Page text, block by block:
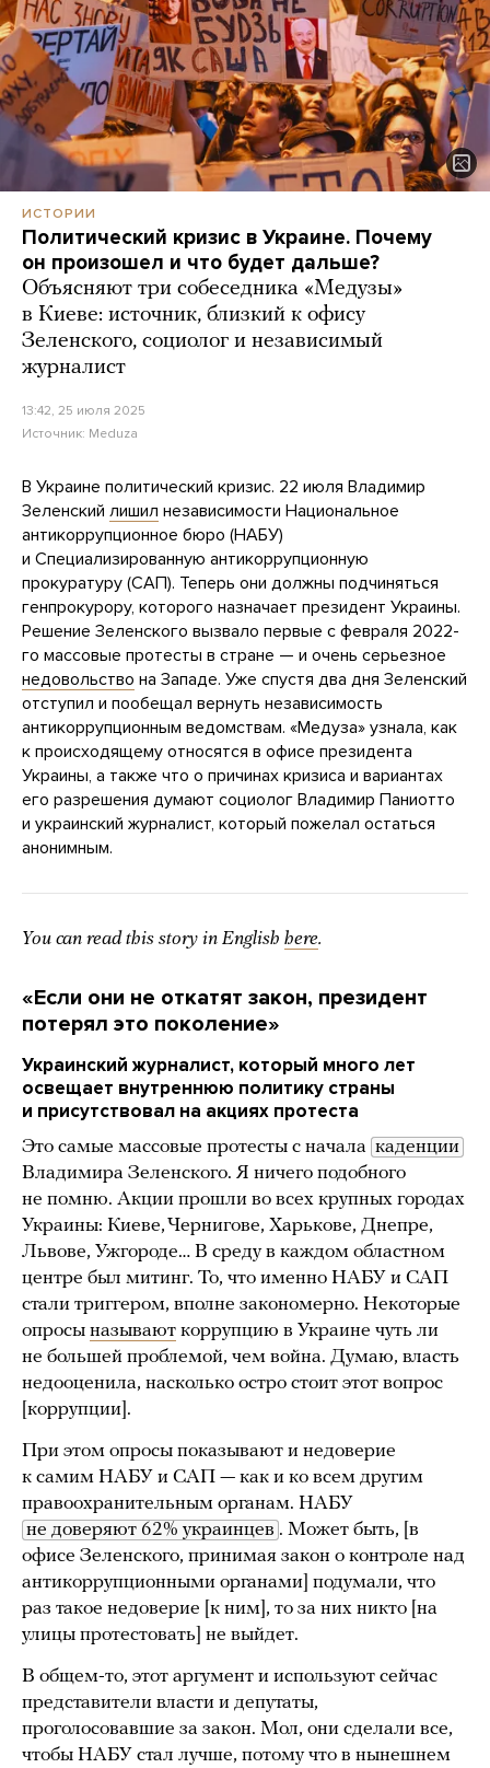
ИСТОРИИ
Политический кризис в Украине. Почему
он произошел и что будет дальше?
Объясняют три собеседника «Медузы»
в Киеве: источник, близкий к офису
Зеленского, социолог и независимый
журналист
13:42, 25 июля 2025
Источник: Meduza
В Украине политический кризис. 22 июля Владимир
Зеленский лишил независимости Национальное
антикоррупционное бюро (НАБУ)
и Специализированную антикоррупционную
прокуратуру (САП). Теперь они должны подчиняться
генпрокурору, которого назначает президент Украины.
Решение Зеленского вызвало первые с февраля 2022-
го массовые протесты в стране — и очень серьезное
недовольство на Западе. Уже спустя два дня Зеленский
отступил и пообещал вернуть независимость
антикоррупционным ведомствам. «Медуза» узнала, как
к происходящему относятся в офисе президента
Украины, а также что о причинах кризиса и вариантах
его разрешения думают социолог Владимир Паниотто
и украинский журналист, который пожелал остаться
анонимным.
You can read this story in English here.
«Если они не откатят закон, президент
потерял это поколение»
Украинский журналист, который много лет
освещает внутреннюю политику страны
и присутствовал на акциях протеста
Это самые массовые протесты с начала каденции
Владимира Зеленского. Я ничего подобного
не помню. Акции прошли во всех крупных городах
Украины: Киеве, Чернигове, Харькове, Днепре,
Львове, Ужгороде… В среду в каждом областном
центре был митинг. То, что именно НАБУ и САП
стали триггером, вполне закономерно. Некоторые
опросы называют коррупцию в Украине чуть ли
не большей проблемой, чем война. Думаю, власть
недооценила, насколько остро стоит этот вопрос
[коррупции].
При этом опросы показывают и недоверие
к самим НАБУ и САП — как и ко всем другим
правоохранительным органам. НАБУ
не доверяют 62% украинцев . Может быть, [в
офисе Зеленского, принимая закон о контроле над
антикоррупционными органами] подумали, что
раз такое недоверие [к ним], то за них никто [на
улицы протестовать] не выйдет.
В общем-то, этот аргумент и используют сейчас
представители власти и депутаты,
проголосовавшие за закон. Мол, они сделали все,
чтобы НАБУ стал лучше, потому что в нынешнем